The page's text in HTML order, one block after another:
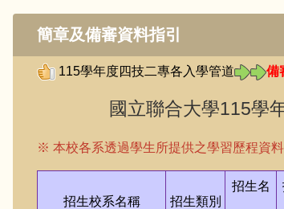
簡章及備審資料指引
115學年度四技二專各入學管道 備
國立聯合大學115學年度
※ 本校各系透過學生所提供之學習歷程資
招生校系名稱 招生類別
招生名